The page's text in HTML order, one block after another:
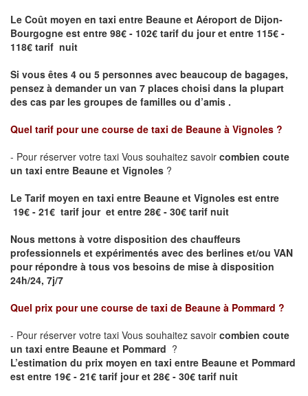
Le Coût moyen en taxi entre Beaune et Aéroport de Dijon-
Bourgogne est entre 98€ - 102€ tarif du jour et entre 115€ -
118€ tarif nuit
Si vous êtes 4 ou 5 personnes avec beaucoup de bagages,
pensez à demander un van 7 places choisi dans la plupart
des cas par les groupes de familles ou d’amis .
Quel tarif pour une course de taxi de Beaune à Vignoles ?
- Pour réserver votre taxi Vous souhaitez savoir combien coute
un taxi entre Beaune et Vignoles ?
Le Tarif moyen en taxi entre Beaune et Vignoles est entre
19€ - 21€ tarif jour et entre 28€ - 30€ tarif nuit
Nous mettons à votre disposition des chauffeurs
professionnels et expérimentés avec des berlines et/ou VAN
pour répondre à tous vos besoins de mise à disposition
24h/24, 7j/7
Quel prix pour une course de taxi de Beaune à Pommard ?
- Pour réserver votre taxi Vous souhaitez savoir combien coute
un taxi entre Beaune et Pommard ?
L’estimation du prix moyen en taxi entre Beaune et Pommard
est entre 19€ - 21€ tarif jour et 28€ - 30€ tarif nuit